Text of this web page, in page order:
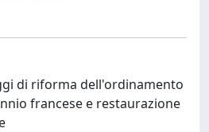
di riforma dell'ordinamento
francese e restaurazione